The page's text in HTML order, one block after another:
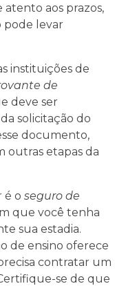
aos prazos,
pode levar
instituições de
de
deve ser
solicitação do
documento,
outras etapas da
é o seguro de
que você tenha
sua estadia.
de ensino oferece
contratar um
se de que